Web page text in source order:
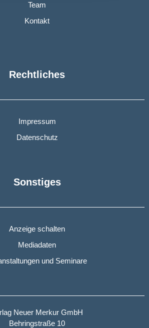
Team
Kontakt
Rechtliches
Impressum
Datenschutz
Sonstiges
Anzeige schalten
Mediadaten
und Seminare
Neuer Merkur GmbH
Behringstraße 10